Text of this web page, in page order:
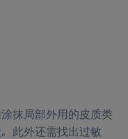
抹局部外用的皮质类
此外还需找出过敏